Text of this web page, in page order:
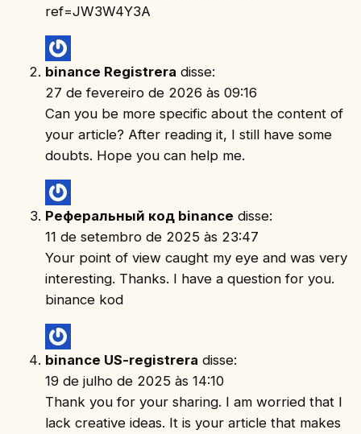
ref=JW3W4Y3A
binance Registrera disse:
27 de fevereiro de 2026 às 09:16
Can you be more specific about the content of
your article? After reading it, I still have some
doubts. Hope you can help me.
Реферальный код binance disse:
11 de setembro de 2025 às 23:47
Your point of view caught my eye and was very
interesting. Thanks. I have a question for you.
binance kod
binance US-registrera disse:
19 de julho de 2025 às 14:10
Thank you for your sharing. I am worried that I
lack creative ideas. It is your article that makes